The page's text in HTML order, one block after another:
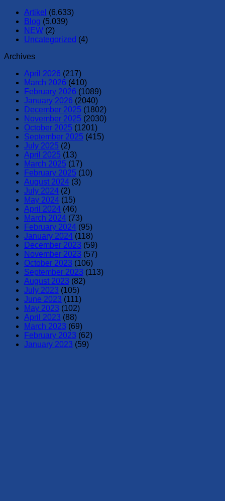
Artikel (6,633)
Blog (5,039)
NEW (2)
Uncategorized (4)
Archives
April 2026 (217)
March 2026 (410)
February 2026 (1089)
January 2026 (2040)
December 2025 (1802)
November 2025 (2030)
October 2025 (1201)
September 2025 (415)
July 2025 (2)
April 2025 (13)
March 2025 (17)
February 2025 (10)
August 2024 (3)
July 2024 (2)
May 2024 (15)
April 2024 (46)
March 2024 (73)
February 2024 (95)
January 2024 (118)
December 2023 (59)
November 2023 (57)
October 2023 (106)
September 2023 (113)
August 2023 (82)
July 2023 (105)
June 2023 (111)
May 2023 (102)
April 2023 (88)
March 2023 (69)
February 2023 (62)
January 2023 (59)